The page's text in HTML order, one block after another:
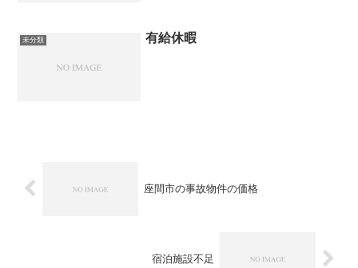
未分類 有給休暇
座間市の事故物件の価格
宿泊施設不足